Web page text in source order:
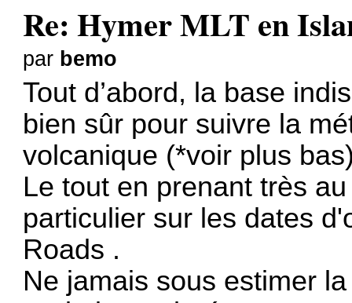
Re: Hymer MLT en
par bemo
Tout d’abord, la base
bien sûr pour suivre la
volcanique (*voir plus
Le tout en prenant très
particulier sur les dates
Roads .
Ne jamais sous estimer